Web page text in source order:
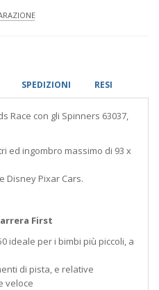
SPEDIZIONI RESI
Race con gli Spinners 63037,
ed ingombro massimo di 93 x
Disney Pixar Cars.
First
ideale per i bimbi più piccoli, a
di pista, e relative
veloce